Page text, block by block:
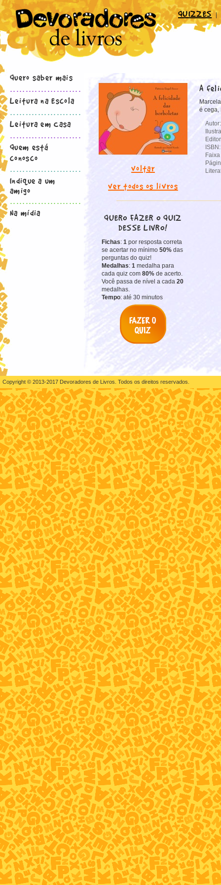
QUIZZES |
Quero saber mais
.......................
Leitura na Escola
.......................
Leitura em Casa
.......................
Quem está
conosco
.......................
Indique a um
amigo
.......................
Na mídia
voltar
ver todos os livros
A
é cega,
QUERO FAZER O QUIZ
DESSE LIVRO!
Fichas: 1 por resposta correta
se acertar no mínimo 50% das
perguntas do quiz!
Medalhas: 1 medalha para
cada quiz com 80% de acerto.
Você passa de nível a cada 20
medalhas.
Tempo: até 30 minutos
Copyright © 2013-2017 Devoradores de Livros. Todos os direitos reservados.